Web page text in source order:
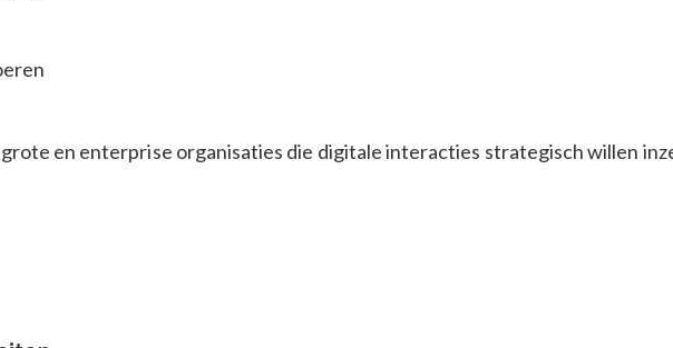
en enterprise organisaties die digitale interacties strategisch willen